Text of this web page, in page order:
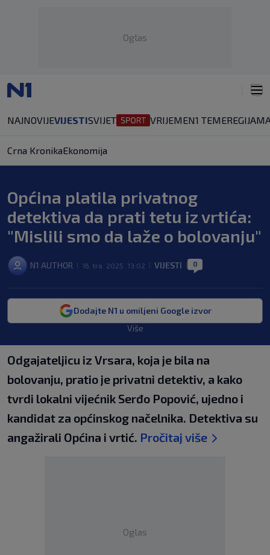
Oglas
NAJNOVIJEVIJESTISVIJET VRIJEMEN1 TEMEREGIJA
Crna KronikaEkonomija
Općina platila privatnog
detektiva da prati tetu iz vrtića:
"Mislili smo da laže o bolovanju"
N1 AUTHOR 16. tra. 2025. 13:02 VIJESTI 0
Dodajte N1 u omiljeni Google izvor
Više
Odgajateljicu iz Vrsara, koja je bila na
bolovanju, pratio je privatni detektiv, a kako
tvrdi lokalni vijećnik Serđo Popović, ujedno i
kandidat za općinskog načelnika. Detektiva su
angažirali Općina i vrtić. Pročitaj više
Oglas